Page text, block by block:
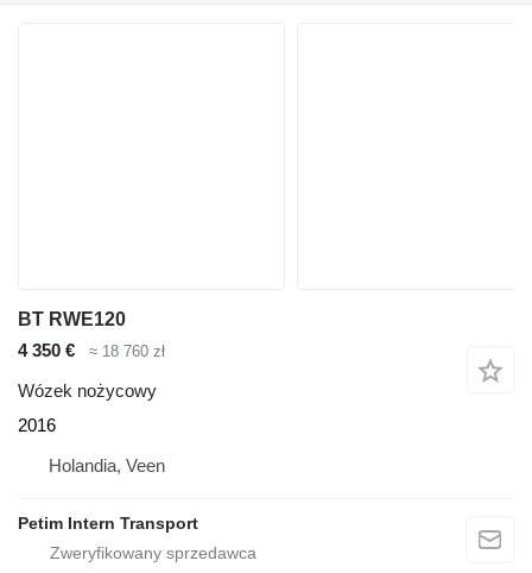
BT RWE120
4 350 €
≈ 18 760 zł
Wózek nożycowy
2016
Holandia, Veen
Petim Intern Transport